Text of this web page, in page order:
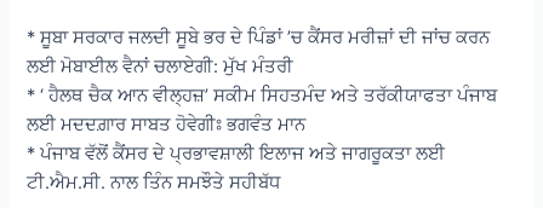
* ਸੂਬਾ ਸਰਕਾਰ ਜਲਦੀ ਸੂਬੇ ਭਰ ਦੇ ਪਿੰਡਾਂ ’ਚ ਕੈਂਸਰ ਮਰੀਜ਼ਾਂ ਦੀ ਜਾਂਚ ਕਰਨ
ਲਈ ਮੋਬਾਈਲ ਵੈਨਾਂ ਚਲਾਏਗੀ: ਮੁੱਖ ਮੰਤਰੀ
* ‘ ਹੈਲਥ ਚੈਕ ਆਨ ਵੀਲ੍ਹਜ਼’ ਸਕੀਮ ਸਿਹਤਮੰਦ ਅਤੇ ਤਰੱਕੀਯਾਫਤਾ ਪੰਜਾਬ
ਲਈ ਮਦਦਗ਼ਾਰ ਸਾਬਤ ਹੋਵੇਗੀਃ ਭਗਵੰਤ ਮਾਨ
* ਪੰਜਾਬ ਵੱਲੋਂ ਕੈਂਸਰ ਦੇ ਪ੍ਰਭਾਵਸ਼ਾਲੀ ਇਲਾਜ ਅਤੇ ਜਾਗਰੂਕਤਾ ਲਈ
ਟੀ.ਐਮ.ਸੀ. ਨਾਲ ਤਿੰਨ ਸਮਝੌਤੇ ਸਹੀਬੱਧ